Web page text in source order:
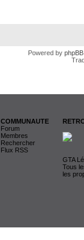
Powered by phpBB
COMMUNAUTE
Forum
Membres
Rechercher
Flux RSS
GTA
Tous
les